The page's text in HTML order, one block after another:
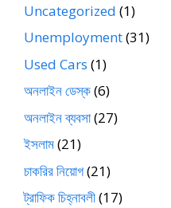
Uncategorized (1)
Unemployment(31)
Used Cars (1)
অনলাইন ডেস্ক(6)
অনলাইন ব্যবসা(27)
ইসলাম(21)
চাকরির নিয়োগ(21)
ট্রাফিক চিহ্নাবলী(17)